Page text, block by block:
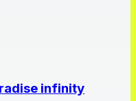
infinity